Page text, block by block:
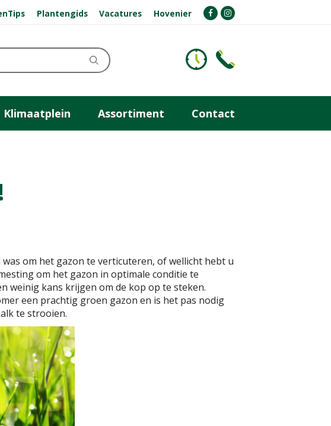
Plantengids Vacatures Hovenier
Klimaatplein Assortiment Contact
om het gazon te verticuteren, of wellicht hebt u
om het gazon in optimale conditie te
weinig kans krijgen om de kop op te steken.
een prachtig groen gazon en is het pas nodig
te strooien.